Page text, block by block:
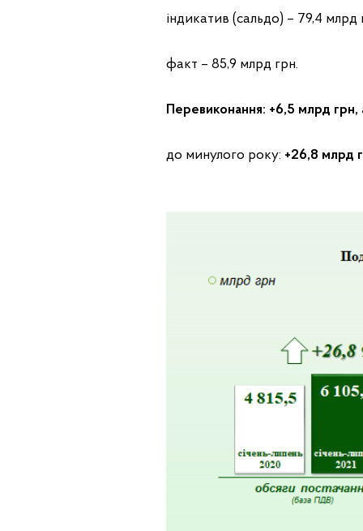
індикатив (сальдо) – 79,4 млрд
факт – 85,9 млрд грн.
Перевиконання: +6,5 млрд грн,
до минулого року: +26,8 млрд